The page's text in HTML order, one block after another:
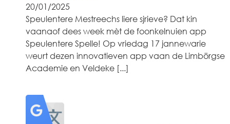
20/01/2025
Speulentere Mestreechs liere sjrieve? Dat kin
vaanaof dees week mèt de foonkelnuien app
Speulentere Spelle! Op vriedag 17 jannewarie
weurt dezen innovatieven app vaan de Limbörgse
Academie en Veldeke [...]